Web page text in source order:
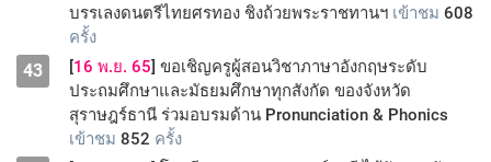
บรรเลงดนตรีไทยศรทอง ชิงถ้วยพระราชทานฯ เข้าชม 608
ครั้ง
43 [16 พ.ย. 65] ขอเชิญครูผู้สอนวิชาภาษาอังกฤษระดับ
ประถมศึกษาและมัธยมศึกษาทุกสังกัด ของจังหวัด
สุราษฎร์ธานี ร่วมอบรมด้าน Pronunciation & Phonics
เข้าชม 852 ครั้ง